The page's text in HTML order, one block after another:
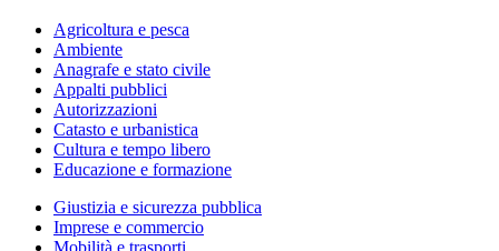
Agricoltura e pesca
Ambiente
Anagrafe e stato civile
Appalti pubblici
Autorizzazioni
Catasto e urbanistica
Cultura e tempo libero
Educazione e formazione
Giustizia e sicurezza pubblica
Imprese e commercio